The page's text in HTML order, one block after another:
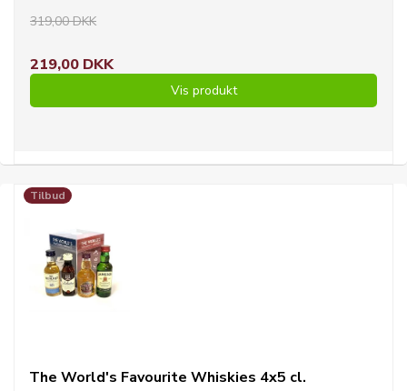
319,00 DKK
219,00 DKK
Vis produkt
Tilbud
The World's Favourite Whiskies 4x5 cl.